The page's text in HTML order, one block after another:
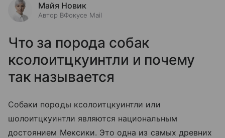
Майя Новик
Автор ВФокусе Mail
Что за порода собак
кcoлоитцкуинтли и почему
так называется
Собаки породы кcoлоитцкуинтли или
шолоитцкуинтли являются национальным
достоянием Мексики. Это одна из самых древних